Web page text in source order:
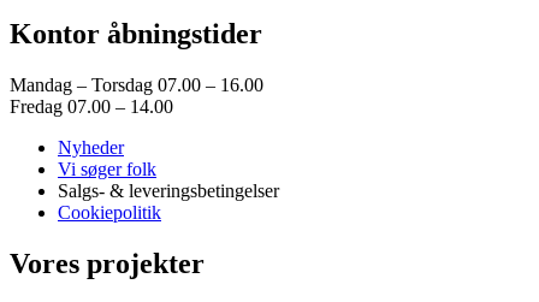
Fluid bed anlæg
Fødesilo og neddelere
Fjernvarme Ramten By
Byggeri
Bygge & Anlæg
Helikopterplatform Viborg
Balkonværn og værn ved lysninger
Radartårn, Samsø
Helikopterplatform Region Nordjylland
Kontor åbningstider
Mandag – Torsdag 07.00 – 16.00
Fredag 07.00 – 14.00
Nyheder
Vi søger folk
Salgs- & leveringsbetingelser
Cookiepolitik
Vores projekter